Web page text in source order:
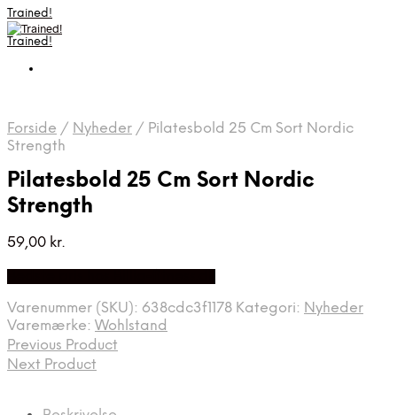
Trained!
Trained!
Forside / Nyheder / Pilatesbold 25 Cm Sort Nordic
Strength
Pilatesbold 25 Cm Sort Nordic
Strength
59,00 kr.
Varenummer (SKU): 638cdc3f1178 Kategori: Nyheder
Varemærke: Wohlstand
Previous Product
Next Product